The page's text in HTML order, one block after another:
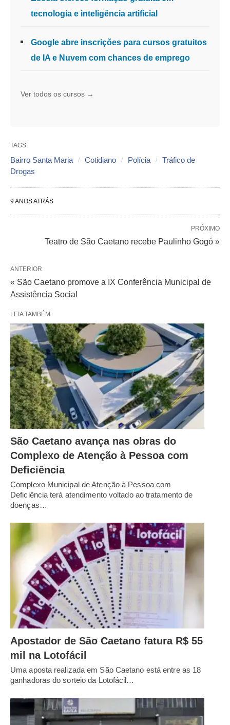
tecnologia e inteligência artificial
Google abre inscrições para cursos gratuitos
de IA e Nuvem com chances de emprego
Ver todos os cursos →
TAGS:
Bairro Santa Maria Cotidiano Polícia
Tráfico de
Drogas
9 ANOS ATRÁS
PRÓXIMO
Teatro de São Caetano recebe Paulinho Gogó »
ANTERIOR
« São Caetano promove a IX Conferência Municipal de
Assistência Social
LEIA TAMBÉM:
São Caetano avança nas obras do
Complexo de Atenção à Pessoa com
Deficiência
Complexo Municipal de Atenção à Pessoa com
Deficiência terá atendimento voltado ao tratamento de
doenças…
Apostador de São Caetano fatura R$ 55
mil na Lotofácil
Uma aposta realizada em São Caetano está entre as 18
ganhadoras do sorteio da Lotofácil…